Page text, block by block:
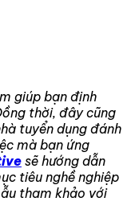
giúp bạn định
thời, đây cũng
tuyển dụng đánh
mà bạn ứng
sẽ hướng dẫn
tiêu nghề nghiệp
tham khảo với